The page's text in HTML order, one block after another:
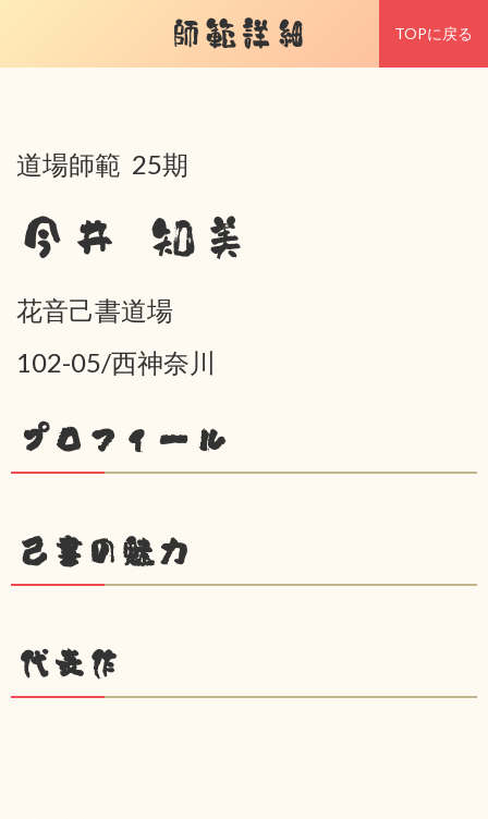
師範詳細 TOPに戻る
道場師範 25期
今井 知美
花音己書道場
102-05/西神奈川
プロフィール
己書の魅力
代表作